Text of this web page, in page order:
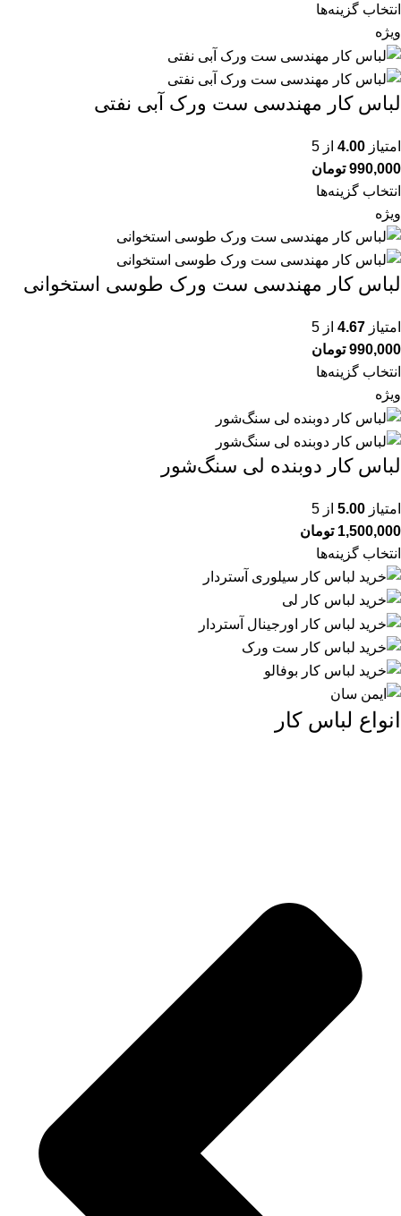
انتخاب گزینه‌ها
ویژه
لباس کار مهندسی ست ورک آبی نفتی
امتیاز 4.00 از 5
990,000 تومان
انتخاب گزینه‌ها
ویژه
لباس کار مهندسی ست ورک طوسی استخوانی
امتیاز 4.67 از 5
990,000 تومان
انتخاب گزینه‌ها
ویژه
لباس کار دوبنده لی سنگ‌شور
امتیاز 5.00 از 5
1,500,000 تومان
انتخاب گزینه‌ها
انواع لباس کار